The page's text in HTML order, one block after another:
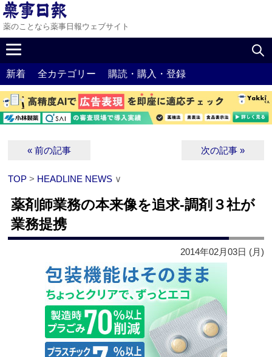
薬のことなら薬事日報ウェブサイト
新着 全カテゴリー 購読・購入・登録
« 前の記事 次の記事 »
TOP > HEADLINE NEWS ∨
薬剤師業務の本来像を追求‐調剤３社が
業務提携
2014年02月03日 (月)